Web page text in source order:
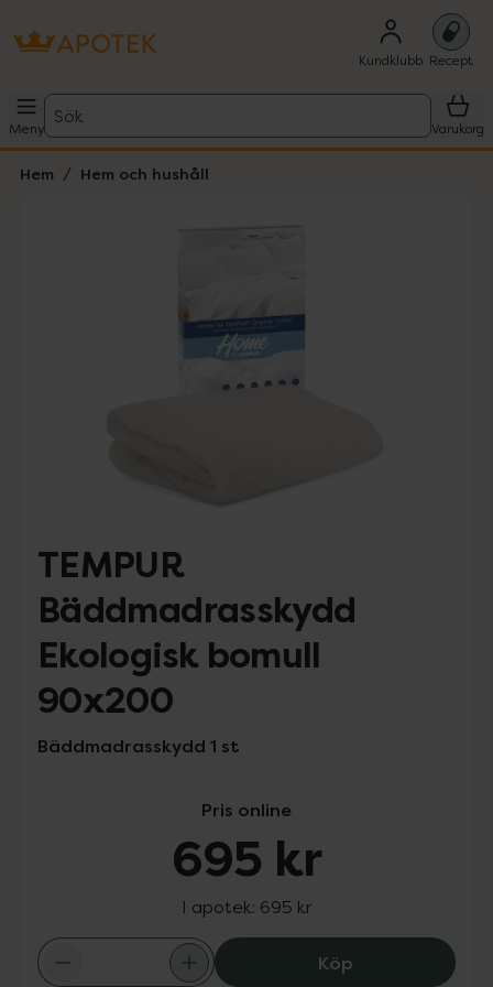
Kundklubb Recept
Meny
Sök
Varukorg
Hem Hem och hushåll
Lista: . Innehåller 3 objekt.
TEMPUR
Bäddmadrasskydd
Ekologisk bomull
90x200
Bäddmadrasskydd 1 st
Pris online
695 kr
I apotek: 695 kr
KöpTEMPUR